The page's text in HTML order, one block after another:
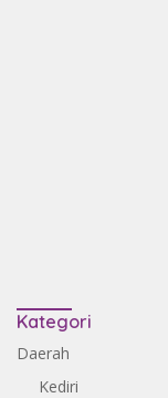
Kategori
Daerah
Kediri